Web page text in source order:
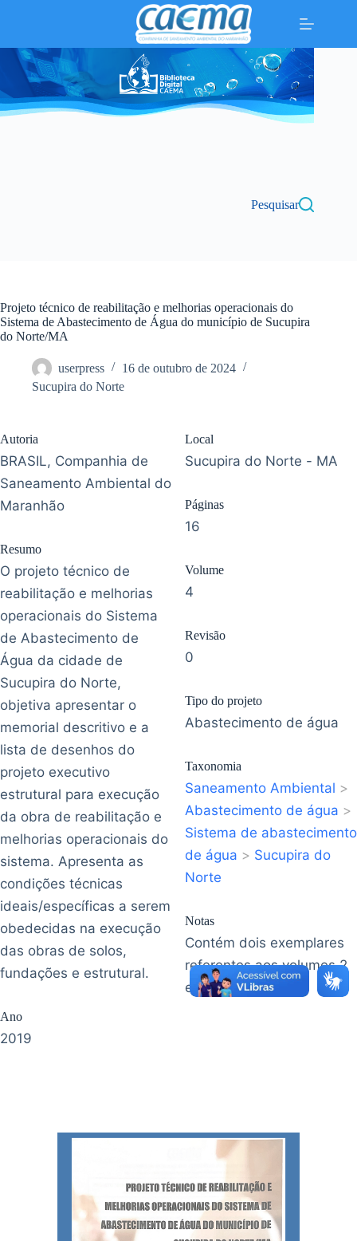
conteúdo
Pesquisar
Projeto técnico de reabilitação e melhorias operacionais do
Sistema de Abastecimento de Água do município de Sucupira
do Norte/MA
userpress
16 de outubro de 2024
Sucupira do Norte
Autoria
BRASIL, Companhia de
Saneamento Ambiental do
Maranhão
Resumo
O projeto técnico de
reabilitação e melhorias
operacionais do Sistema
de Abastecimento de
Água da cidade de
Sucupira do Norte,
objetiva apresentar o
memorial descritivo e a
lista de desenhos do
projeto executivo
estrutural para execução
da obra de reabilitação e
melhorias operacionais do
sistema. Apresenta as
condições técnicas
ideais/específicas a serem
obedecidas na execução
das obras de solos,
fundações e estrutural.
Ano
2019
Local
Sucupira do Norte - MA
Páginas
16
Volume
4
Revisão
0
Tipo do projeto
Abastecimento de água
Taxonomia
Saneamento Ambiental >
Abastecimento de água >
Sistema de abastecimento
de água > Sucupira do
Norte
Notas
Contém dois exemplares
referentes aos volumes 2
e 3.